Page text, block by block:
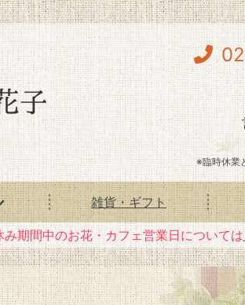
※臨時休業
雑貨・ギフト
期間中のお花・カフェ営業日については